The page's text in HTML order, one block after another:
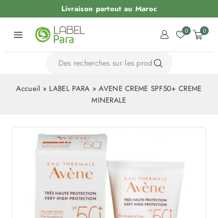
Livraison partout au Maroc
0 0
Accueil » LABEL PARA »AVENE CREME SPF50+ CREME
MINERALE